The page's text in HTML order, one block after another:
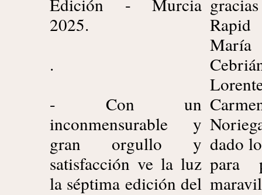
2025.
.
- Con un
inconmensurable y
gran orgullo y
satisfacción ve la luz
la séptima edición del
dado
para